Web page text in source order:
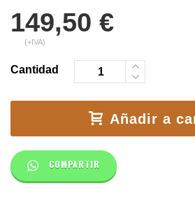
149,50 €
(+IVA)
Cantidad
Añadir a
COMPARTIR